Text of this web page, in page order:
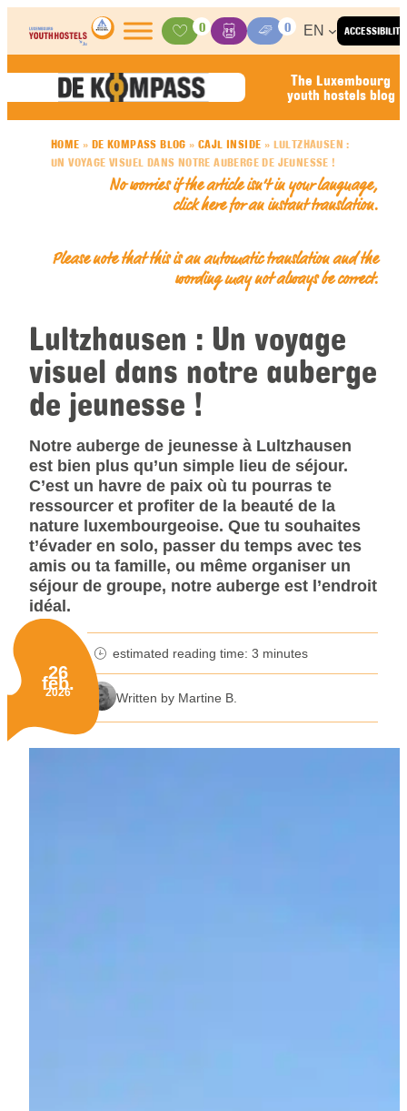
Skip to content
ACCESSIBILITY
Activities
0
BasketMedia Center
0 EN
The Luxembourg
youth hostels blog
HOME » DE KOMPASS BLOG »CAJL INSIDE » LULTZHAUSEN :
UN VOYAGE VISUEL DANS NOTRE AUBERGE DE JEUNESSE !
No worries if the article isn’t in your language,
click here for an instant translation.
Please note that this is an automatic translation and the
wording may not always be correct.
Lultzhausen : Un voyage
visuel dans notre auberge
de jeunesse !
Notre auberge de jeunesse à Lultzhausen
est bien plus qu’un simple lieu de séjour.
C’est un havre de paix où tu pourras te
ressourcer et profiter de la beauté de la
nature luxembourgeoise. Que tu souhaites
t’évader en solo, passer du temps avec tes
amis ou ta famille, ou même organiser un
séjour de groupe, notre auberge est l’endroit
idéal.
Published on:
26
feb.
2026
minutes reading time
estimated reading time: 3 minutes
Written by Martine B.